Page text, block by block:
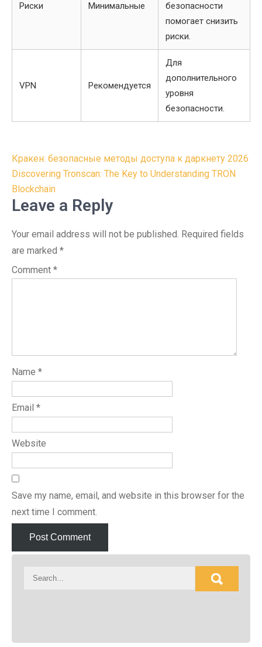
Риски Минимальные
безопасности
помогает снизить
риски.
VPN Рекомендуется
Для
дополнительного
уровня
безопасности.
Post
navigation
Кракен: безопасные методы доступа к даркнету 2026
Discovering Tronscan: The Key to Understanding TRON
Blockchain
Leave a Reply
Your email address will not be published. Required fields
are marked *
Comment *
Name *
Email *
Website
Save my name, email, and website in this browser for the
next time I comment.